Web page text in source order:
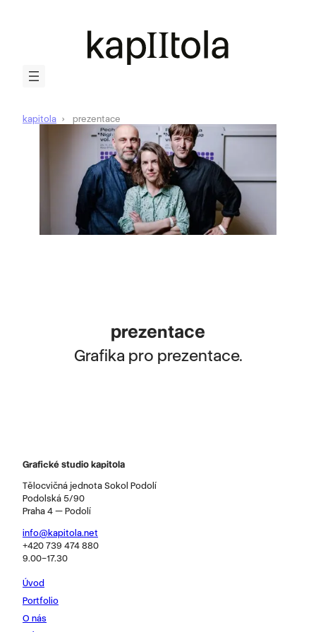
kapitola prezentace
prezentace
Grafika pro prezentace.
Grafické studio kapitola
Tělocvičná jednota Sokol Podolí
Podolská 5/90
Praha 4 — Podolí
info@kapitola.net
+420 739 474 880
9.00–17.30
Úvod
Portfolio
O nás